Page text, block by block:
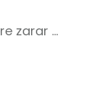
zarar